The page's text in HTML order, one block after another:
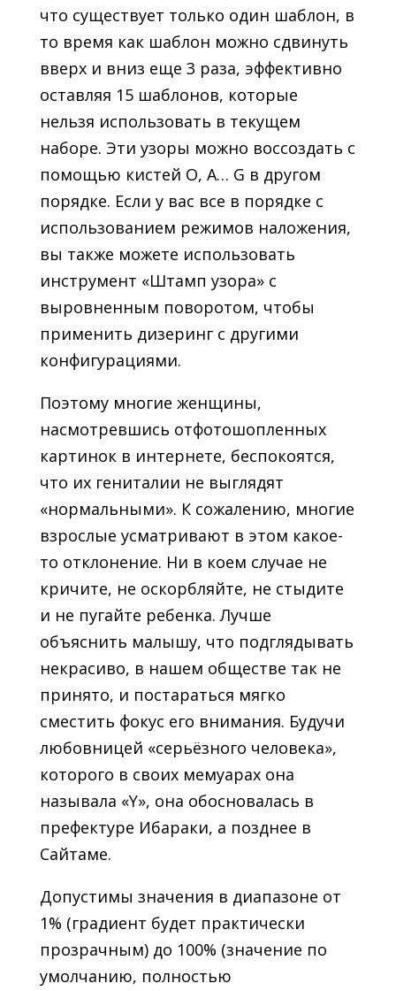
что существует только один шаблон, в
то время как шаблон можно сдвинуть
вверх и вниз еще 3 раза, эффективно
оставляя 15 шаблонов, которые
нельзя использовать в текущем
наборе. Эти узоры можно воссоздать с
помощью кистей O, A… G в другом
порядке. Если у вас все в порядке с
использованием режимов наложения,
вы также можете использовать
инструмент «Штамп узора» с
выровненным поворотом, чтобы
применить дизеринг с другими
конфигурациями.
Поэтому многие женщины,
насмотревшись отфотошопленных
картинок в интернете, беспокоятся,
что их гениталии не выглядят
«нормальными». К сожалению, многие
взрослые усматривают в этом какое-
то отклонение. Ни в коем случае не
кричите, не оскорбляйте, не стыдите
и не пугайте ребенка. Лучше
объяснить малышу, что подглядывать
некрасиво, в нашем обществе так не
принято, и постараться мягко
сместить фокус его внимания. Будучи
любовницей «серьёзного человека»,
которого в своих мемуарах она
называла «Y», она обосновалась в
префектуре Ибараки, а позднее в
Сайтаме.
Допустимы значения в диапазоне от
1% (градиент будет практически
прозрачным) до 100% (значение по
умолчанию, полностью